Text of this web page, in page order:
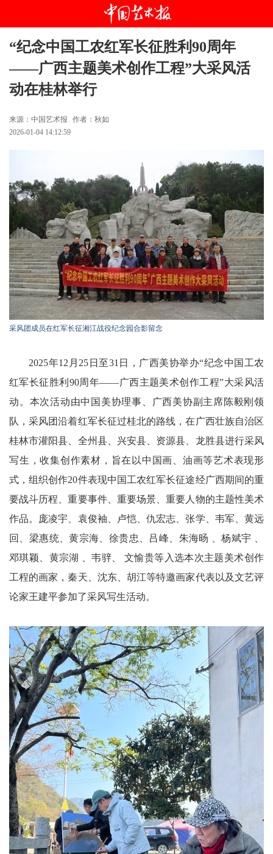
“纪念中国工农红军长征胜利90周年
——广西主题美术创作工程”大采风活
动在桂林举行
来源：中国艺术报
作者：秋如
2026-01-04 14:12:59
采风团成员在红军长征湘江战役纪念园合影留念
2025年12月25日至31日，广西美协举办“纪念中国工农
红军长征胜利90周年——广西主题美术创作工程”大采风活
动。本次活动由中国美协理事、广西美协副主席陈毅刚领
队，采风团沿着红军长征过桂北的路线，在广西壮族自治区
桂林市灌阳县、全州县、兴安县、资源县、龙胜县进行采风
写生，收集创作素材，旨在以中国画、油画等艺术表现形
式，组织创作20件表现中国工农红军长征途经广西期间的重
要战斗历程、重要事件、重要场景、重要人物的主题性美术
作品。庞凌宇、袁俊袖、卢恺、仇宏志、张学、韦军、黄远
回、梁惠统、黄宗海、徐贵忠、吕峰、朱海旸 、杨斌宇 、
邓琪颖、黄宗湖 、韦骍、 文愉贵等入选本次主题美术创作
工程的画家，秦天、沈东、胡江等特邀画家代表以及文艺评
论家王建平参加了采风写生活动。